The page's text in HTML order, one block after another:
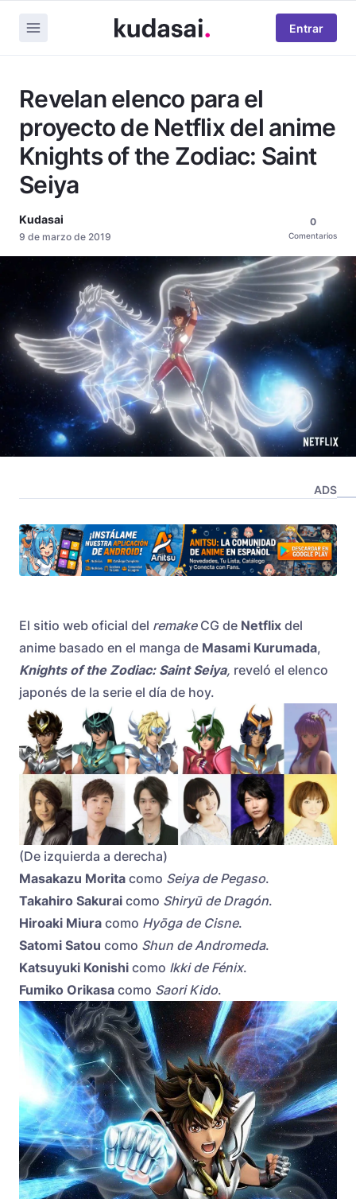
Entrar
Revelan elenco para el
proyecto de Netflix del anime
Knights of the Zodiac: Saint
Seiya
Kudasai
9 de marzo de 2019
0
Comentarios
ADS
El sitio web oficial del remakeCG de Netflix del
anime basado en el manga de Masami Kurumada,
Knights of the Zodiac: Saint Seiya, reveló el elenco
japonés de la serie el día de hoy.
(De izquierda a derecha)
Masakazu Morita como Seiya de Pegaso.
Takahiro Sakurai como Shiryū de Dragón.
Hiroaki Miura como Hyōga de Cisne.
Satomi Satou como Shun de Andromeda.
Katsuyuki Konishi como Ikki de Fénix.
Fumiko Orikasa como Saori Kido.